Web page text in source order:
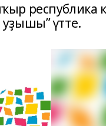
республика
үтте.